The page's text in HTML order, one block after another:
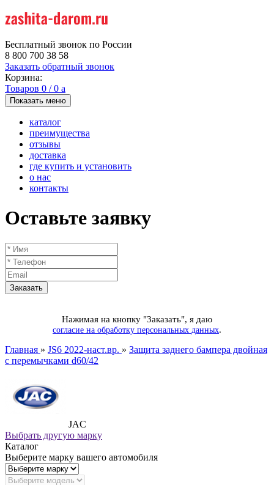
Бесплатный звонок по России
8 800 700 38 58
Заказать обратный звонок
Корзина:
Товаров 0 /0 a
Показать меню
каталог
преимущества
отзывы
доставка
где купить и установить
о нас
контакты
Оставьте заявку
Нажимая на кнопку "Заказать", я даю
согласие на обработку персональных данных.
Главная » JS6 2022-наст.вр. » Защита заднего бампера двойная
с перемычками d60/42
JAC
Выбрать другую марку
Каталог
Выберите марку вашего автомобиля